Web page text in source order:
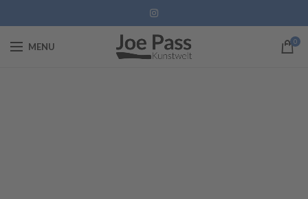
MENU 0